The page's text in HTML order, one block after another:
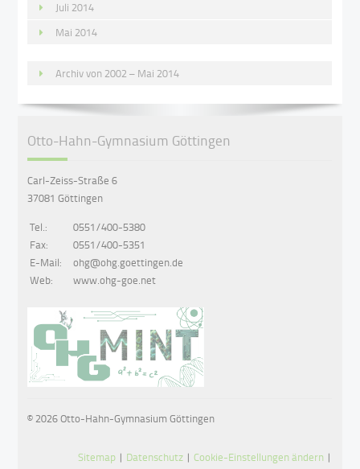
Juli 2014
Mai 2014
Archiv von 2002 – Mai 2014
Otto-Hahn-Gymnasium Göttingen
Carl-Zeiss-Straße 6
37081 Göttingen
Tel.:
0551/400-5380
Fax:
0551/400-5351
E-Mail:
ohg@ohg.goettingen.de
Web:
www.ohg-goe.net
© 2026 Otto-Hahn-Gymnasium Göttingen
Sitemap | Datenschutz |Cookie-Einstellungen ändern |